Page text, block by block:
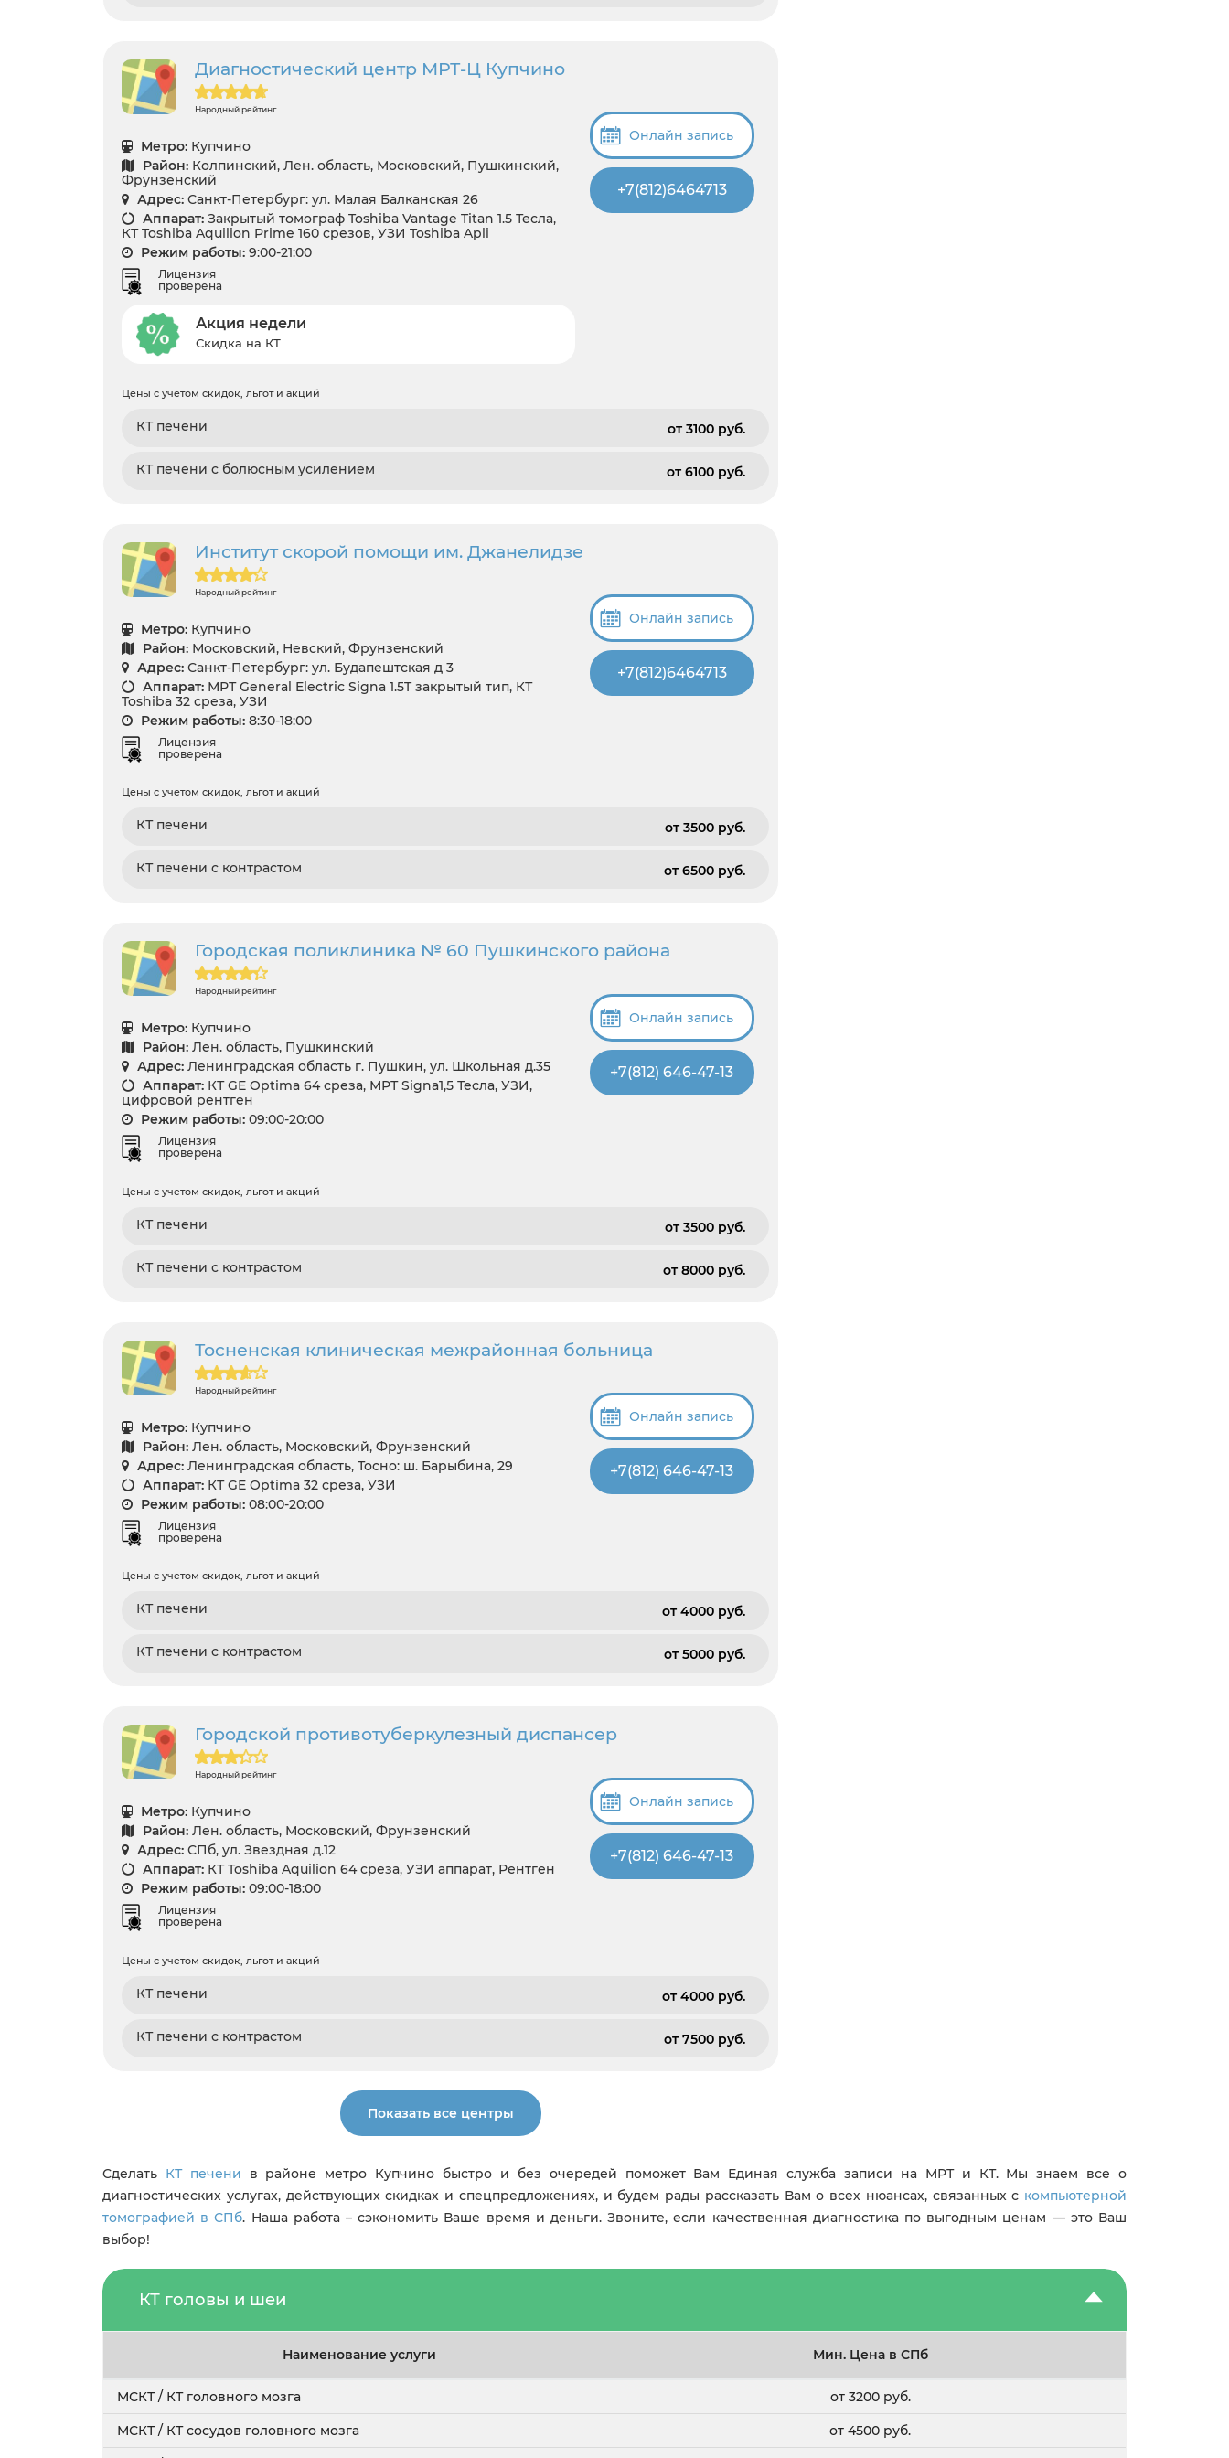
Диагностический центр МРТ-Ц Купчино
Народный рейтинг
Метро: Купчино
Район: Колпинский, Лен. область, Московский, Пушкинский,
Фрунзенский
Адрес: Санкт-Петербург: ул. Малая Балканская 26
Аппарат: Закрытый томограф Toshiba Vantage Titan 1.5 Тесла,
КТ Toshiba Aquilion Prime 160 срезов, УЗИ Toshiba Apli
Режим работы: 9:00-21:00
Лицензия
проверена
Акция недели
Скидка на КТ
Онлайн запись
+7(812)6464713
Цены с учетом скидок, льгот и акций
КТ печени от 3100 pуб.
КТ печени с болюсным усилением от 6100 pуб.
Институт скорой помощи им. Джанелидзе
Народный рейтинг
Метро: Купчино
Район: Московский, Невский, Фрунзенский
Адрес: Санкт-Петербург: ул. Будапештская д 3
Аппарат: МРТ General Electric Signa 1.5T закрытый тип, КТ
Toshiba 32 среза, УЗИ
Режим работы: 8:30-18:00
Лицензия
проверена
Онлайн запись
+7(812)6464713
Цены с учетом скидок, льгот и акций
КТ печени от 3500 pуб.
КТ печени с контрастом от 6500 pуб.
Городская поликлиника № 60 Пушкинского района
Народный рейтинг
Метро: Купчино
Район: Лен. область, Пушкинский
Адрес: Ленинградская область г. Пушкин, ул. Школьная д.35
Аппарат: КТ GE Optima 64 среза, МРТ Signa1,5 Тесла, УЗИ,
цифровой рентген
Режим работы: 09:00-20:00
Лицензия
проверена
Онлайн запись
+7(812) 646-47-13
Цены с учетом скидок, льгот и акций
КТ печени от 3500 pуб.
КТ печени с контрастом от 8000 pуб.
Тосненская клиническая межрайонная больница
Народный рейтинг
Метро: Купчино
Район: Лен. область, Московский, Фрунзенский
Адрес: Ленинградская область, Тосно: ш. Барыбина, 29
Аппарат: КТ GE Optima 32 среза, УЗИ
Режим работы: 08:00-20:00
Лицензия
проверена
Онлайн запись
+7(812) 646-47-13
Цены с учетом скидок, льгот и акций
КТ печени от 4000 pуб.
КТ печени с контрастом от 5000 pуб.
Городской противотуберкулезный диспансер
Народный рейтинг
Метро: Купчино
Район: Лен. область, Московский, Фрунзенский
Адрес: СПб, ул. Звездная д.12
Аппарат: КТ Toshiba Aquilion 64 среза, УЗИ аппарат, Рентген
Режим работы: 09:00-18:00
Лицензия
проверена
Онлайн запись
+7(812) 646-47-13
Цены с учетом скидок, льгот и акций
КТ печени от 4000 pуб.
КТ печени с контрастом от 7500 pуб.
Показать все центры
Сделать КТ печени в районе метро Купчино быстро и без очередей поможет Вам Единая служба записи на МРТ и КТ. Мы знаем все о
диагностических услугах, действующих скидках и спецпредложениях, и будем рады рассказать Вам о всех нюансах, связанных с компьютерной
томографией в СПб. Наша работа – сэкономить Ваше время и деньги. Звоните, если качественная диагностика по выгодным ценам — это Ваш
выбор!
КТ головы и шеи
Наименование услуги Мин. Цена в СПб
МСКТ / КТ головного мозга от 3200 руб.
МСКТ / КТ сосудов головного мозга от 4500 руб.